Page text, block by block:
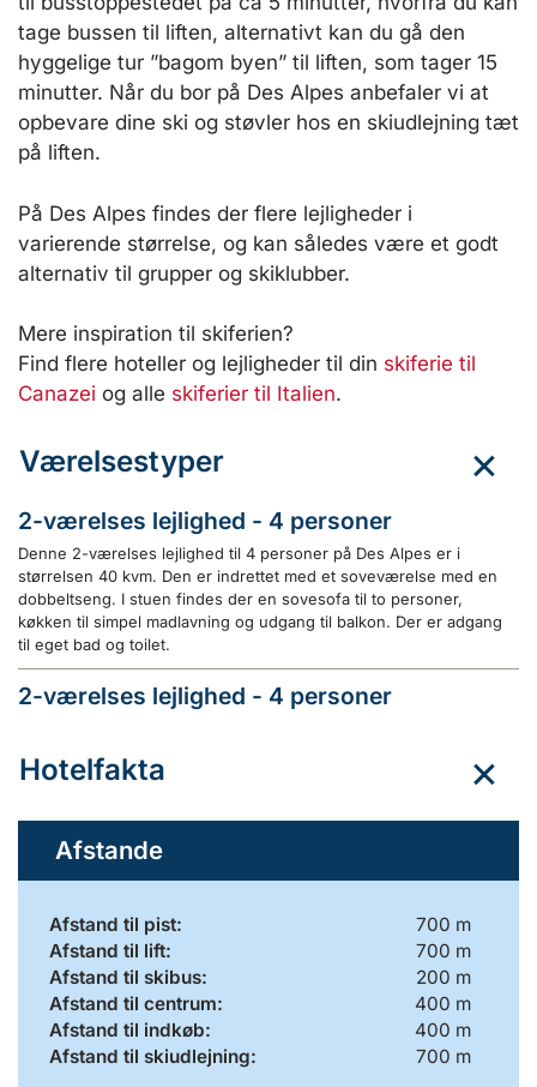
tage bussen til liften, alternativt kan du gå den
hyggelige tur ”bagom byen” til liften, som tager 15
minutter. Når du bor på Des Alpes anbefaler vi at
opbevare dine ski og støvler hos en skiudlejning tæt
på liften.
På Des Alpes findes der flere lejligheder i
varierende størrelse, og kan således være et godt
alternativ til grupper og skiklubber.
Mere inspiration til skiferien?
Find flere hoteller og lejligheder til din skiferie til
Canazei og alle skiferier til Italien.
Værelsestyper
2-værelses lejlighed - 4 personer
Denne 2-værelses lejlighed til 4 personer på Des Alpes er i
størrelsen 40 kvm. Den er indrettet med et soveværelse med en
dobbeltseng. I stuen findes der en sovesofa til to personer,
køkken til simpel madlavning og udgang til balkon. Der er adgang
til eget bad og toilet.
2-værelses lejlighed - 4 personer
Hotelfakta
Afstande
Afstand til pist:
700 m
Afstand til lift:
700 m
Afstand til skibus:
200 m
Afstand til centrum:
400 m
Afstand til indkøb:
400 m
Afstand til skiudlejning:
700 m